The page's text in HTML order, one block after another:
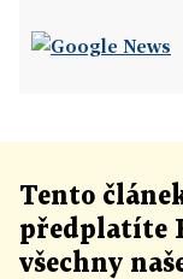
Tento
předplatíte
všechny